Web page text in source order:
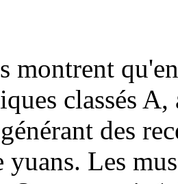
montrent
classés
des
Les